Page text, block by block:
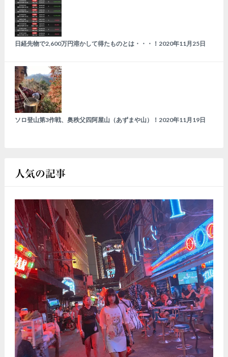
日経先物で2,600万円溶かして得たものとは・・・！ 2020年11月25日
ソロ登山第3作戦、奥秩父四阿屋山（あずまや山）！ 2020年11月19日
人気の記事